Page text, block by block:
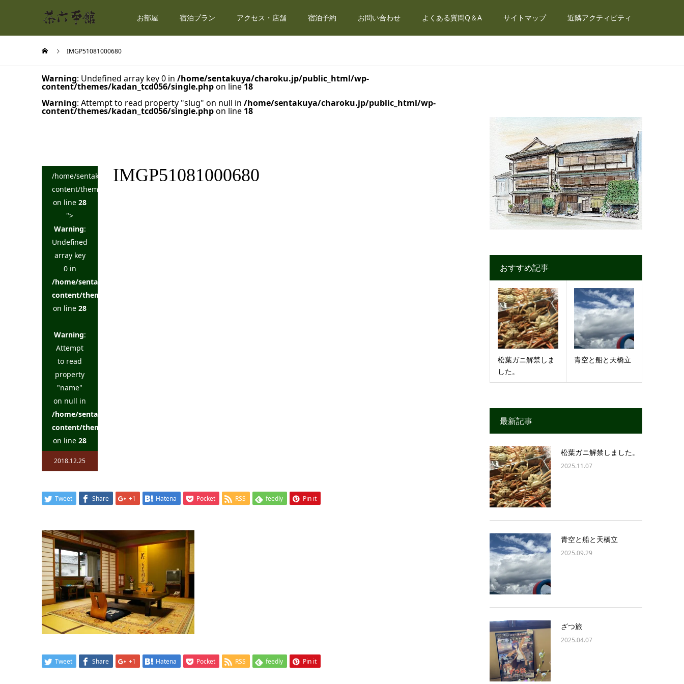
お部屋 宿泊プラン アクセス・店舗 宿泊予約 お問い合わせ よくある質問Q＆A サイトマップ 近隣アクティビティ
IMGP51081000680
Warning: Undefined array key 0 in /home/sentakuya/charoku.jp/public_html/wp-
content/themes/kadan_tcd056/single.phpon line18
Warning: Attempt to read property "slug" on null in /home/sentakuya/charoku.jp/public_html/wp-
content/themes/kadan_tcd056/single.phpon line 18
/home/sentakuya/charoku.jp/public_html/wp-
content/themes/kadan_tcd056/single.php
on line 28
">
Warning:
Undefined
array key
0 in
/home/sentakuya/charoku.jp/public_html/wp-
content/themes/kadan_tcd056/single.php
on line 28
Warning:
Attempt
to read
property
"name"
on null in
/home/sentakuya/charoku.jp/public_html/wp-
content/themes/kadan_tcd056/single.php
on line 28
2018.12.25
IMGP51081000680
Tweet Share +1 Hatena Pocket RSS feedly Pin it
Tweet Share +1 Hatena Pocket RSS feedly Pin it
おすすめ記事
松葉ガニ解禁しま
した。
青空と船と天橋立
最新記事
松葉ガニ解禁しました。
2025.11.07
青空と船と天橋立
2025.09.29
ざつ旅
2025.04.07